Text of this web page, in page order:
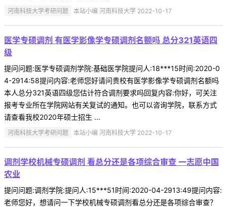
河南科技大学考研问题 本站小编 河南科技大学 2022-10-17
医学专硕调剂 有医学影像学专硕调剂名额吗 总分321英语四
级
提问问题:医学专硕调剂学院:基础医学院提问人:18***15时间:2020-0
4-2914:58提问内容:老师您好请问贵校有医学影像学专硕调剂名额吗
本人总分321英语四级您估计符合调剂要求吗回复内容:你好，可关注
报考专业所在学院网站有关复试的通知。也可以咨询学院，联系方式
请查看我校2020年硕士招生 ...
河南科技大学考研问题 本站小编 河南科技大学 2022-10-17
调剂学校机械专硕调剂 看总分还是各项综合审查 一志愿中国
农业
提问问题:调剂学院:提问人:15***51时间:2020-04-2913:49提问内容:
老师您好，想请问一下学校机械专硕调剂看总分还是各项综合审查？